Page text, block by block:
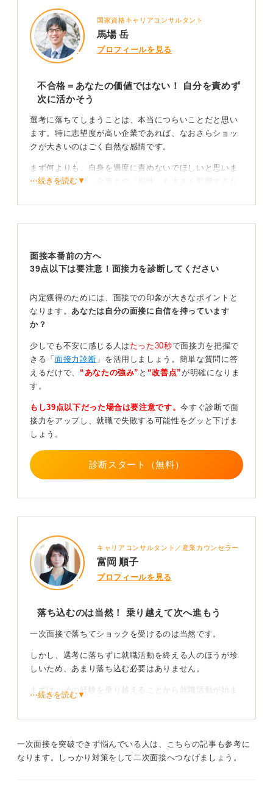
国家資格キャリアコンサルタント
馬場 岳
プロフィールを見る
不合格＝あなたの価値ではない！ 自分を責めず
次に活かそう
選考に落ちてしまうことは、本当につらいことだと思い
ます。特に志望度が高い企業であれば、なおさらショッ
クが大きいのはごく自然な感情です。
まず何よりも、自身を過度に責めないでほしいと思いま
す。就職活動は、企業との「相性」も大きく影響するた
ものでは決してありません。
大切なのは原因を振り返ること！ 周囲の人を頼りな
一次面接では、確かに基本的なコミュニケーション能力
や第一印象も評価の対象となりますが、それだけですべ
面接の場数を十分に踏んでいなければ誰でも緊張します
し、その日の体調や面接官との相性といった、コントロ
ールできない要因も影響します。
重要なのは、不合格という結果から目を背けず、その理
由を可能な範囲で冷静に振り返り、次の面接に活かすこ
とです。
今回の面接で「もっとこうすれば良かった」と感じた点
を具体的に書き出し、次回の準備につなげましょう。
くなることがあります。
就職活動は長期戦になることもあるため、自身のペース
を大切に、一歩ずつ着実に進んでいきましょう。
1
⋯続きを読む▼
面接本番前の方へ
39点以下は要注意！面接力を診断してください
内定獲得のためには、面接での印象が大きなポイントと
なります。 あなたは自分の面接に自信を持っています
か？
少しでも不安に感じる人は たった30秒で面接力を把握で
きる「 面接力診断 」を活用しましょう。簡単な質問に答
えるだけで、 “あなたの強み” と “改善点”が明確になりま
す。
もし39点以下だった場合は要注意です。今すぐ診断で面
接力をアップし、就職で失敗する可能性をグッと下げま
しょう。
診断スタート（無料）
キャリアコンサルタント／産業カウンセラー
富岡 順子
プロフィールを見る
落ち込むのは当然！ 乗り越えて次へ進もう
一次面接で落ちてショックを受けるのは当然です。
しかし、選考に落ちずに就職活動を終える人のほうが珍
しいため、あまり落ち込む必要はありません。
まずは、その経験を乗り越えることから就職活動が始ま
などを活用しよう
⋯続きを読む▼
一次面接を突破できず悩んでいる人は、こちらの記事も参考に
なります。しっかり対策をして二次面接へつなげましょう。